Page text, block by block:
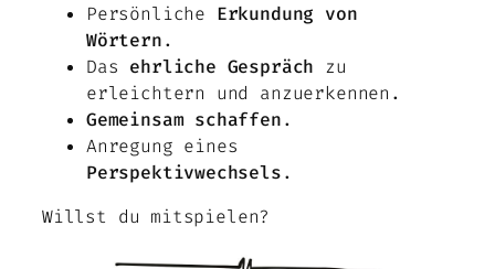
Persönliche Erkundung von
Wörtern.
Das ehrliche Gespräch zu
erleichtern und anzuerkennen.
Gemeinsam schaffen.
Anregung eines
Perspektivwechsels.
Willst du mitspielen?